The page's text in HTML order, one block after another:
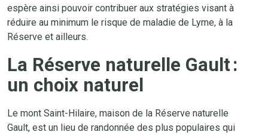
espère ainsi pouvoir contribuer aux stratégies visant à
réduire au minimum le risque de maladie de Lyme, à la
Réserve et ailleurs.
La Réserve naturelle Gault :
un choix naturel
Le mont Saint-Hilaire, maison de la Réserve naturelle
Gault, est un lieu de randonnée des plus populaires qui